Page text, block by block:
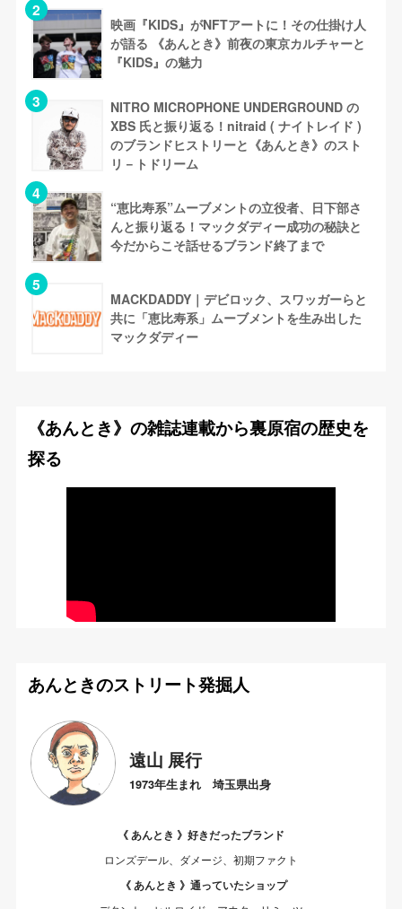
映画『KIDS』がNFTアートに！その仕掛け人
が語る 《あんとき》前夜の東京カルチャーと
『KIDS』の魅力
NITRO MICROPHONE UNDERGROUND の
XBS 氏と振り返る！nitraid ( ナイトレイド )
のブランドヒストリーと《あんとき》のスト
リ－トドリーム
“恵比寿系”ムーブメントの立役者、日下部さ
んと振り返る！マックダディー成功の秘訣と
今だからこそ話せるブランド終了まで
MACKDADDY｜デビロック、スワッガーらと
共に「恵比寿系」ムーブメントを生み出した
マックダディー
《あんとき》の雑誌連載から裏原宿の歴史を
探る
あんときのストリート発掘人
遠山 展行
1973年生まれ 埼玉県出身
《 あんとき 》好きだったブランド
ロンズデール、ダメージ、初期ファクト
《 あんとき 》通っていたショップ